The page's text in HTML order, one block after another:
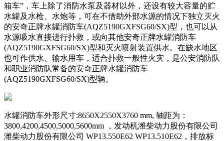
箱车”，车上除了消防水泵及器材以外，还设有较大容量的贮
水罐及水枪、水炮等，可在不借助外部水源的情况下独立灭火
的安奇正牌水罐消防车(AQZ5190GXFSG60/SX)型，也可以从
水源吸水直接进行扑救，或向其他安奇正牌水罐消防车
(AQZ5190GXFSG60/SX)型和灭火喷射装置供水。在缺水地区
也可作供水、输水用车，适合扑救一般性火灾，是公安消防队
和职业消防队常备的安奇正牌水罐消防车
(AQZ5190GXFSG60/SX)型辆。
水罐消防车外形尺寸:8650X2550X3760 mm, 轴距为：
3800,4200,4500,5000,5600mm ，发动机潍柴动力股份有限公司
潍柴动力股份有限公司 WP13.550E62 WP13.510E62，排放标